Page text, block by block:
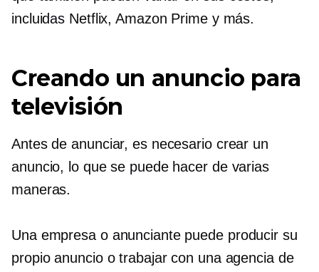
incluidas Netflix, Amazon Prime y más.
Creando un anuncio para
televisión
Antes de anunciar, es necesario crear un
anuncio, lo que se puede hacer de varias
maneras.
Una empresa o anunciante puede producir su
propio anuncio o trabajar con una agencia de